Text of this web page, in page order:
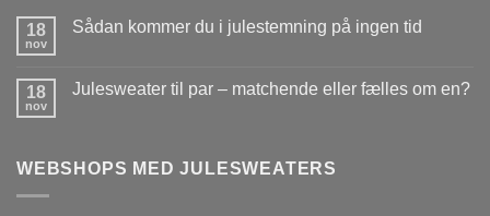
18
nov
Sådan kommer du i julestemning på ingen tid
18
nov
Julesweater til par – matchende eller fælles om en?
WEBSHOPS MED JULESWEATERS